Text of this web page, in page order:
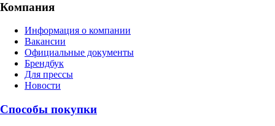
Компания
Информация о компании
Вакансии
Официальные документы
Брендбук
Для прессы
Новости
Способы покупки